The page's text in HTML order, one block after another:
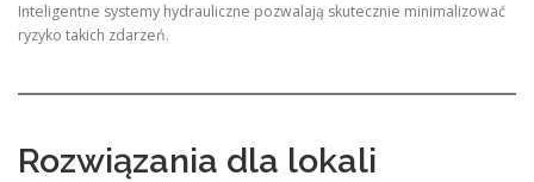
Inteligentne systemy hydrauliczne pozwalają skutecznie minimalizować
ryzyko takich zdarzeń.
Rozwiązania dla lokali